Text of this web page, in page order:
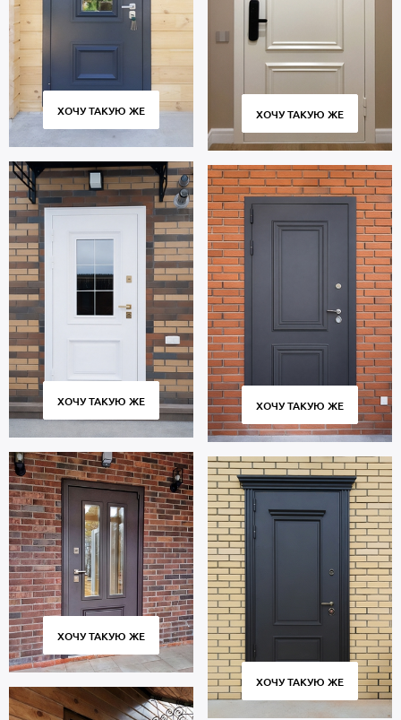
ХОЧУ ТАКУЮ ЖЕ
ХОЧУ ТАКУЮ ЖЕ
ХОЧУ ТАКУЮ ЖЕ
ХОЧУ ТАКУЮ ЖЕ
ХОЧУ ТАКУЮ ЖЕ
ХОЧУ ТАКУЮ ЖЕ